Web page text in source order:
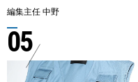
編集主任 中野
05